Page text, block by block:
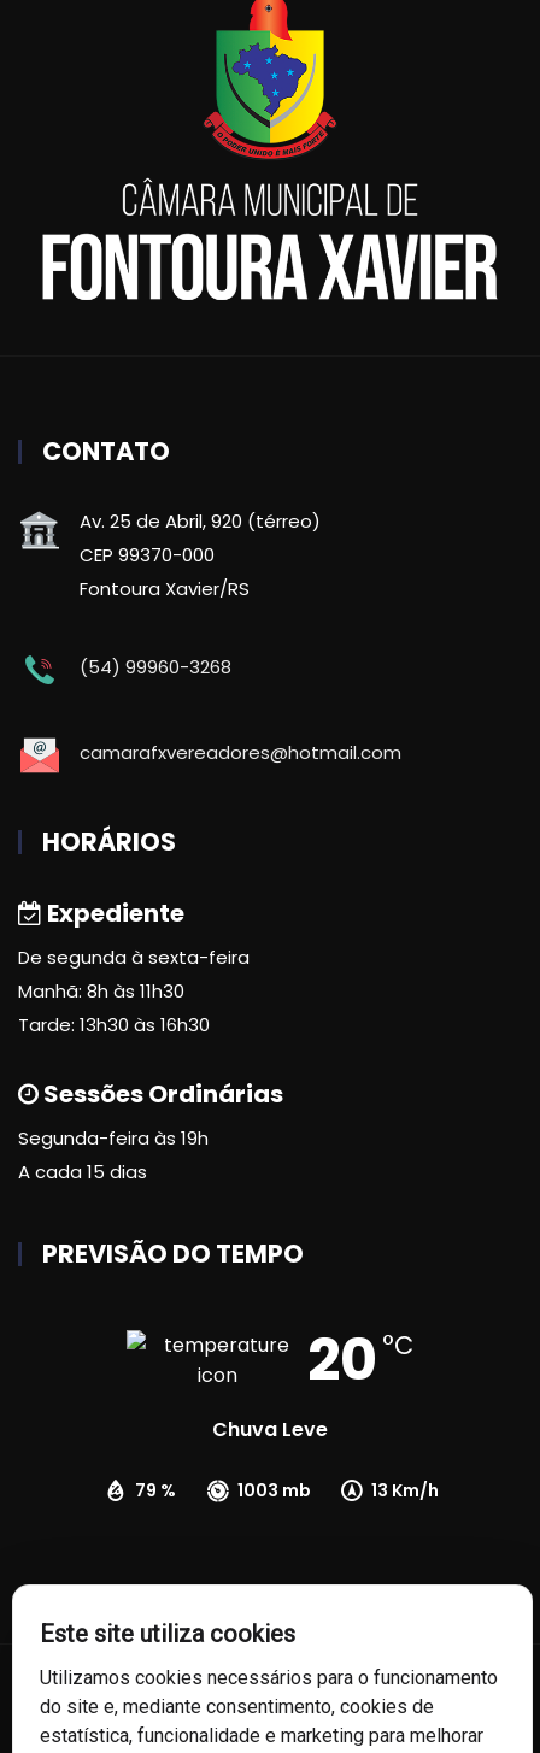
CONTATO
Av. 25 de Abril, 920 (térreo)
CEP 99370-000
Fontoura Xavier/RS
(54) 99960-3268
camarafxvereadores@hotmail.com
HORÁRIOS
Expediente
De segunda à sexta-feira
Manhã: 8h às 11h30
Tarde: 13h30 às 16h30
Sessões Ordinárias
Segunda-feira às 19h
A cada 15 dias
PREVISÃO DO TEMPO
20 °C
Chuva Leve
79 % 1003 mb 13 Km/h
© 2026 Câmara de Vereadores de Fontoura Xavier/RS. Todos os
direitos reservados.
Este site utiliza cookies
Utilizamos cookies necessários para o funcionamento
do site e, mediante consentimento, cookies de
estatística, funcionalidade e marketing para melhorar